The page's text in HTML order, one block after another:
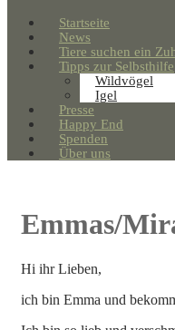
Startseite
News
Tiere suchen ein
Tipps zur Selbsthilfe
Wildvögel
Igel
Presse
Happy End
Spenden
Über uns
Emmas/
Hi ihr Lieben,
ich bin Emma und